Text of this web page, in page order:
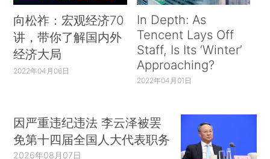
向松祚：宏观经济70
讲，带你了解国内外
经济大局
2022年04月06日
In Depth: As
Tencent Lays Off
Staff, Is Its ‘Winter’
Approaching?
2022年04月01日
因严重违纪违法 李云泽被罢
免第十四届全国人大代表职务
2026年08月07日